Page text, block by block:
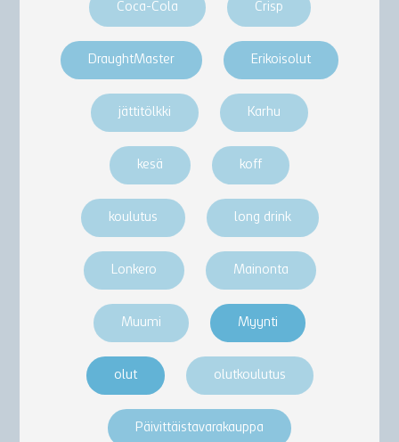
Coca-Cola Crisp
DraughtMaster Erikoisolut
jättitölkki Karhu
kesä koff
koulutus long drink
Lonkero Mainonta
Muumi Myynti
olut olutkoulutus
Päivittäistavarakauppa